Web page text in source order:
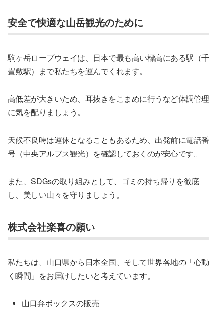
安全で快適な山岳観光のために
駒ヶ岳ロープウェイは、日本で最も高い標高にある駅（千
畳敷駅）まで私たちを運んでくれます。
高低差が大きいため、耳抜きをこまめに行うなど体調管理
に気を配りましょう。
天候不良時は運休となることもあるため、出発前に電話番
号（中央アルプス観光）を確認しておくのが安心です。
また、SDGsの取り組みとして、ゴミの持ち帰りを徹底
し、美しい山々を守りましょう。
株式会社楽喜の願い
私たちは、山口県から日本全国、そして世界各地の「心動
く瞬間」をお届けしたいと考えています。
山口弁ボックスの販売